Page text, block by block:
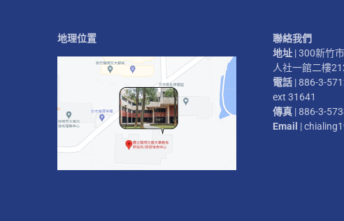
地理位置
聯絡我們
地址 | 300新竹
人社一館二樓
電話| 886-3-
ext 31641
傳真| 886-3-
Email |